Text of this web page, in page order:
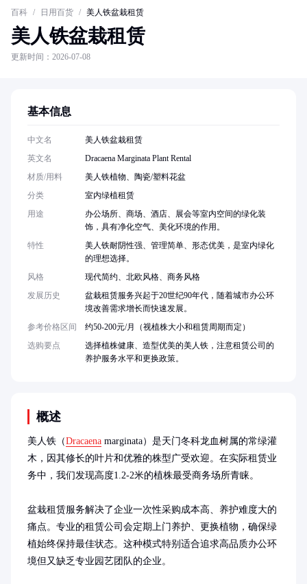
百科 / 日用百货 / 美人铁盆栽租赁
美人铁盆栽租赁
更新时间：2026-07-08
概述
美人铁（Dracaena marginata）是天门冬科龙血树属的常绿灌
木，因其修长的叶片和优雅的株型广受欢迎。在实际租赁业
务中，我们发现高度1.2-2米的植株最受商务场所青睐。
盆栽租赁服务解决了企业一次性采购成本高、养护难度大的
痛点。专业的租赁公司会定期上门养护、更换植物，确保绿
植始终保持最佳状态。这种模式特别适合追求高品质办公环
境但又缺乏专业园艺团队的企业。
基本信息
中文名
美人铁盆栽租赁
英文名
Dracaena Marginata Plant Rental
材质/用料
美人铁植物、陶瓷/塑料花盆
分类
室内绿植租赁
用途
办公场所、商场、酒店、展会等室内空间的绿化装
饰，具有净化空气、美化环境的作用。
特性
美人铁耐阴性强、管理简单、形态优美，是室内绿化
的理想选择。
风格
现代简约、北欧风格、商务风格
发展历史
盆栽租赁服务兴起于20世纪90年代，随着城市办公环
境改善需求增长而快速发展。
参考价格区间
约50-200元/月（视植株大小和租赁周期而定）
选购要点
选择植株健康、造型优美的美人铁，注意租赁公司的
养护服务水平和更换政策。